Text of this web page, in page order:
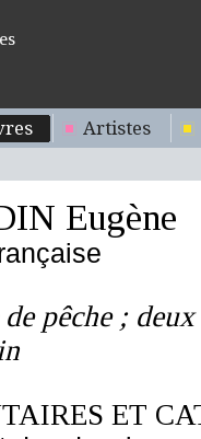
Artistes
Eugène
pêche ;
ET